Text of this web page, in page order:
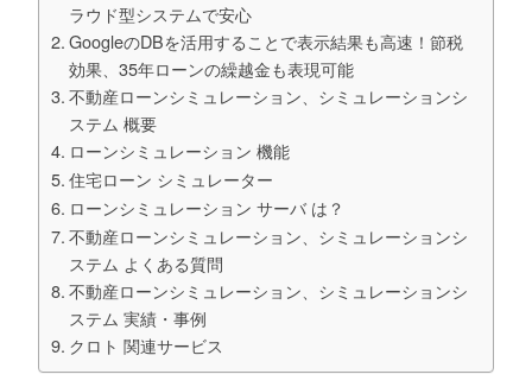
ラウド型システムで安心
GoogleのDBを活用することで表示結果も高速！節税
効果、35年ローンの繰越金も表現可能
不動産ローンシミュレーション、シミュレーションシ
ステム 概要
ローンシミュレーション 機能
住宅ローン シミュレーター
ローンシミュレーション サーバ は？
不動産ローンシミュレーション、シミュレーションシ
ステム よくある質問
不動産ローンシミュレーション、シミュレーションシ
ステム 実績・事例
クロト 関連サービス